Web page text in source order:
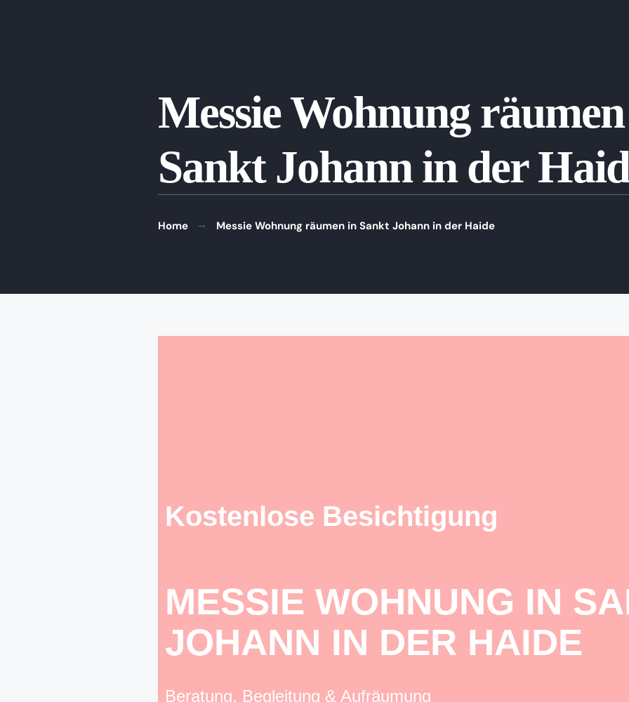
Messie Wohnung
Sankt Johann in der
Home Messie Wohnung räumen in Sankt Johann in der Haide
Kostenlose Besichtigung
MESSIE WOHNUNG IN
JOHANN IN DER HAIDE
Beratung, Begleitung & Aufräumung